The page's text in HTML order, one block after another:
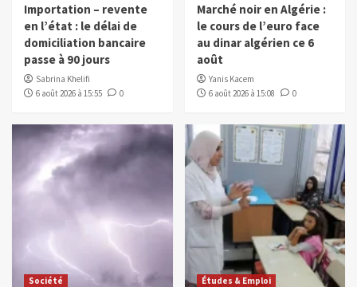
Importation – revente
en l’état : le délai de
domiciliation bancaire
passe à 90 jours
Sabrina Khelifi
6 août 2026 à 15:55
0
Marché noir en Algérie :
le cours de l’euro face
au dinar algérien ce 6
août
Yanis Kacem
6 août 2026 à 15:08
0
Société Études & Emploi